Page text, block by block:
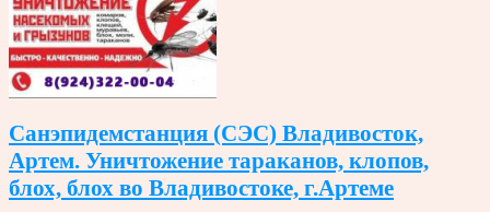
Санэпидемстанция (СЭС) Владивосток,
Артем. Уничтожение тараканов, клопов,
блох, блох во Владивостоке, г.Артеме